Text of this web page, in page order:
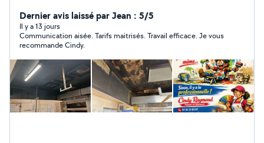
vétustes sinistrés ou neufs pour réaliser votre projet ou
simplement vos envies de remettre une nouvelle
couleur murs int/ ext a votre intérieur. Je fais également
vos sols, parquet ainsi que le reagréage. Mme Raymond
Zielinski Cindy.
Dernier avis laissé par Jean : 5/5
Il y a 13 jours
Communication aisée. Tarifs maitrisés. Travail efficace. Je vous
recommande Cindy.